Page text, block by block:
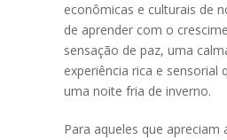
econômicas e culturais de
de aprender com o
sensação de paz, uma
experiência rica e
uma noite fria de inverno.
Para aqueles que